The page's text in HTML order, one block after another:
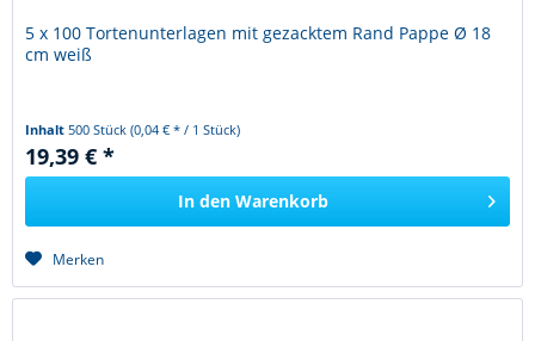
5 x 100 Tortenunterlagen mit gezacktem Rand Pappe Ø 18
cm weiß
Inhalt 500 Stück(0,04 € * / 1 Stück)
19,39 € *
In den Warenkorb
Merken